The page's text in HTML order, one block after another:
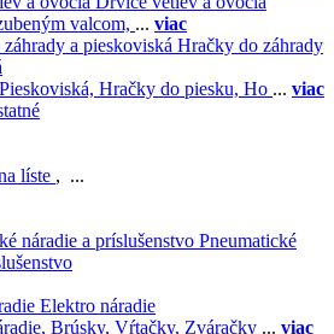
valcom, ... viac
Hračky do záhrady
Pieskoviská, Hračky do piesku, Ho ... viac
líste , ...
Pneumatické
Elektro náradie
Brúsky, Vŕtačky, Zváračky ... viac